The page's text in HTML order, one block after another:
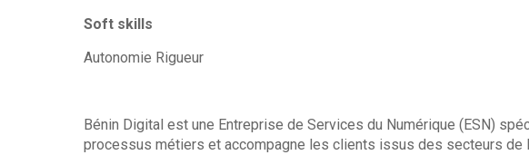
Soft skills
Autonomie Rigueur
Bénin Digital est une Entreprise de Services du Numérique (ESN)
processus métiers et accompagne les clients issus des secteurs de